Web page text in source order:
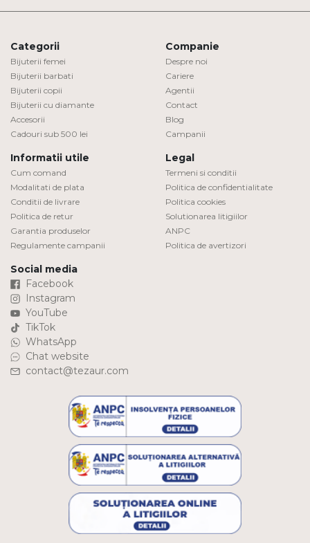
Categorii
Bijuterii femei
Bijuterii barbati
Bijuterii copii
Bijuterii cu diamante
Accesorii
Cadouri sub 500 lei
Companie
Despre noi
Cariere
Agentii
Contact
Blog
Campanii
Informatii utile
Cum comand
Modalitati de plata
Conditii de livrare
Politica de retur
Garantia produselor
Regulamente campanii
Legal
Termeni si conditii
Politica de confidentialitate
Politica cookies
Solutionarea litigiilor
ANPC
Politica de avertizori
Social media
Facebook
Instagram
YouTube
TikTok
WhatsApp
Chat website
contact@tezaur.com